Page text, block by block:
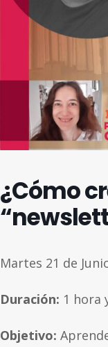
¿Cómo
Martes 21 de
Duración: 1 hora
Objetivo: